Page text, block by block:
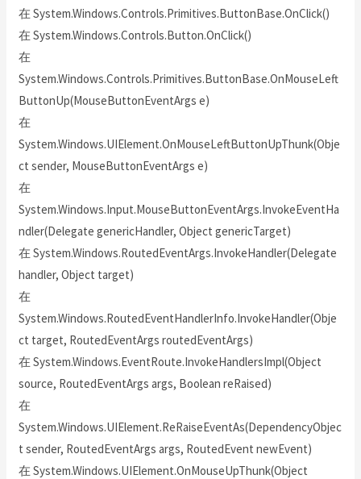
在 System.Windows.Controls.Primitives.ButtonBase.OnClick()
在 System.Windows.Controls.Button.OnClick()
在
System.Windows.Controls.Primitives.ButtonBase.OnMouseLeft
ButtonUp(MouseButtonEventArgs e)
在
System.Windows.UIElement.OnMouseLeftButtonUpThunk(Obje
ct sender, MouseButtonEventArgs e)
在
System.Windows.Input.MouseButtonEventArgs.InvokeEventHa
ndler(Delegate genericHandler, Object genericTarget)
在 System.Windows.RoutedEventArgs.InvokeHandler(Delegate
handler, Object target)
在
System.Windows.RoutedEventHandlerInfo.InvokeHandler(Obje
ct target, RoutedEventArgs routedEventArgs)
在 System.Windows.EventRoute.InvokeHandlersImpl(Object
source, RoutedEventArgs args, Boolean reRaised)
在
System.Windows.UIElement.ReRaiseEventAs(DependencyObjec
t sender, RoutedEventArgs args, RoutedEvent newEvent)
在 System.Windows.UIElement.OnMouseUpThunk(Object